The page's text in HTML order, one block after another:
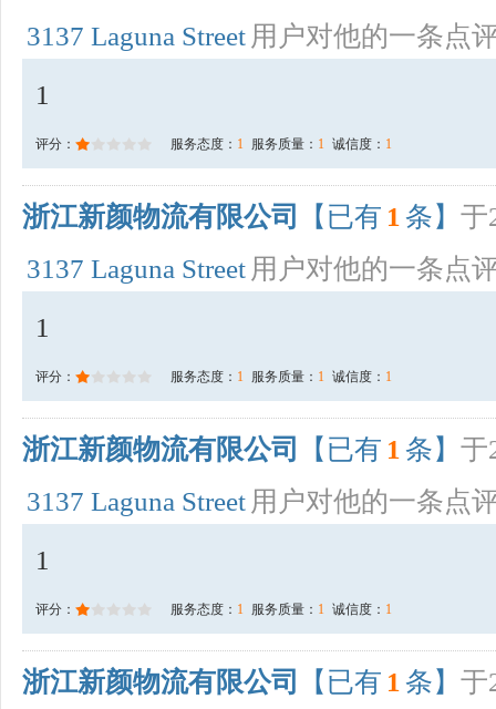
3137 Laguna Street 用户对他的一条点
1
评分： 服务态度： 1 服务质量： 1 诚信度： 1
浙江新颜物流有限公司 【已有 1 条】 于
3137 Laguna Street 用户对他的一条点
1
评分： 服务态度： 1 服务质量： 1 诚信度： 1
浙江新颜物流有限公司 【已有 1 条】 于
3137 Laguna Street 用户对他的一条点
1
评分： 服务态度： 1 服务质量： 1 诚信度： 1
浙江新颜物流有限公司 【已有 1 条】 于